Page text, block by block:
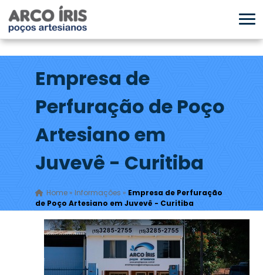
Empresa de
Perfuração de Poço
Artesiano em
Juvevê - Curitiba
Home» Informações » Empresa de Perfuração
de Poço Artesiano em Juvevê - Curitiba